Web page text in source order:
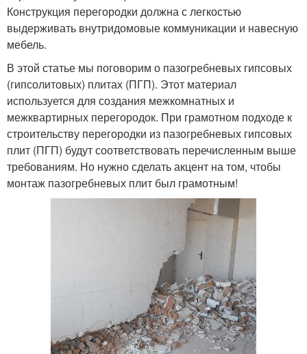
Конструкция перегородки должна с легкостью
выдерживать внутридомовые коммуникации и навесную
мебель.
В этой статье мы поговорим о пазогребневых гипсовых
(гипсолитовых) плитах (ПГП). Этот материал
используется для создания межкомнатных и
межквартирных перегородок. При грамотном подходе к
строительству перегородки из пазогребневых гипсовых
плит (ПГП) будут соответствовать перечисленным выше
требованиям. Но нужно сделать акцент на том, чтобы
монтаж пазогребневых плит был грамотным!